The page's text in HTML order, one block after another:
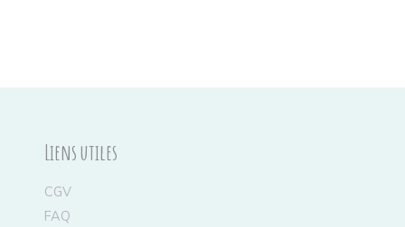
Liens utiles
CGV
FAQ